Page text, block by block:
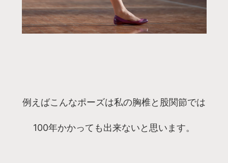
例えばこんなポーズは私の胸椎と股関節では
100年かかっても出来ないと思います。